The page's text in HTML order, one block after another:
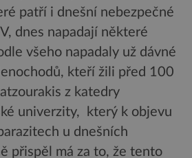
patří i dnešní nebezpečné
dnes napadají některé
všeho napadaly už dávné
kteří žili před 100
z katedry
univerzity, který k objevu
u dnešních
přispěl má za to, že tento